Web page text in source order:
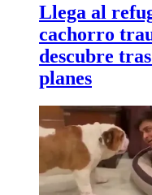
Llega al
cachorro
descubre
planes